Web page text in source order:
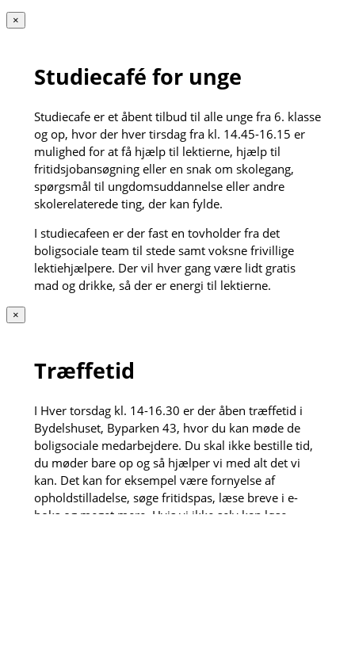
×
Studiecafé for unge
Studiecafe er et åbent tilbud til alle unge fra 6. klasse
og op, hvor der hver tirsdag fra kl. 14.45-16.15 er
mulighed for at få hjælp til lektierne, hjælp til
fritidsjobansøgning eller en snak om skolegang,
spørgsmål til ungdomsuddannelse eller andre
skolerelaterede ting, der kan fylde.
I studiecafeen er der fast en tovholder fra det
boligsociale team til stede samt voksne frivillige
lektiehjælpere. Der vil hver gang være lidt gratis
mad og drikke, så der er energi til lektierne.
×
Træffetid
I Hver torsdag kl. 14-16.30 er der åben træffetid i
Bydelshuset, Byparken 43, hvor du kan møde de
boligsociale medarbejdere. Du skal ikke bestille tid,
du møder bare op og så hjælper vi med alt det vi
kan. Det kan for eksempel være fornyelse af
opholdstilladelse, søge fritidspas, læse breve i e-
boks og meget mere. Hvis vi ikke selv kan løse